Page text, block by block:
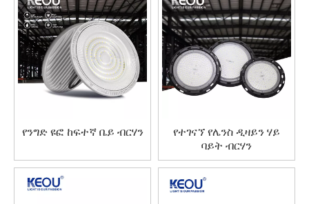
የንግድ ዩፎ ከፍተኛ ቤይ ብርሃን
የተገናኘ የሌንስ ዲዛይን ሃይ
ባይት ብርሃን